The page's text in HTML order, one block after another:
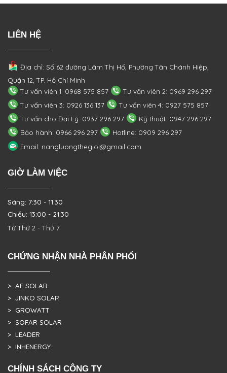
LIÊN HỆ
Địa chỉ: Số 62 đường Lâm Thị Hố, PhườngTân Chánh Hiệp,
Quận 12, TP. Hồ Chí Minh
Tư vấn viên 1: 0968 575 857
Tư vấn viên 2: 0969 296 297
Tư vấn viên 3: 0926 136 137
Tư vấn viên 4: 0927 575 857
Tư vấn cho Đại Lý: 0937 296 297
Kỹ thuật: 0947 296 297
Bảo hành: 0966 296 297
Hotline: 0909 296 297
Email: nangluongthegioi@gmail.com
GIỜ LÀM VIỆC
Sáng: 7:30 - 11:30
Chiều: 13:00 - 21:30
Từ Thứ 2 - Thứ 7
CHỨNG NHẬN NHÀ PHÂN PHỐI
> AE SOLAR
> JINKO SOLAR
> GROWATT
> SOFAR SOLAR
> LEADER
> INHENERGY
CHÍNH SÁCH CÔNG TY